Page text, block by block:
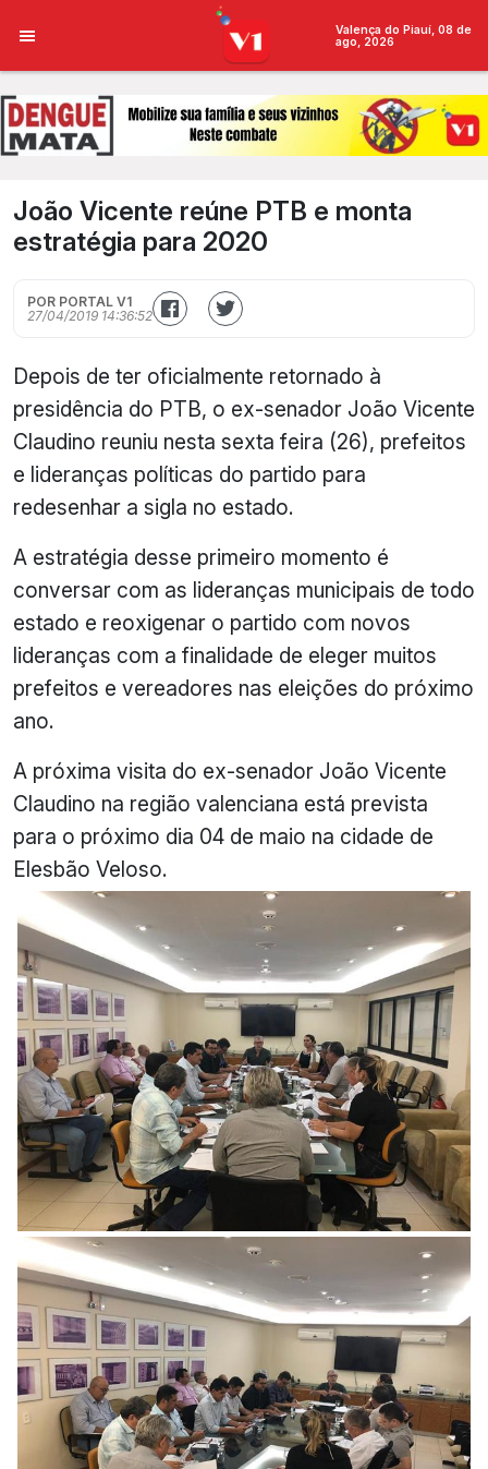
Valença do Piauí, 08 de
ago, 2026
João Vicente reúne PTB e monta
estratégia para 2020
POR PORTAL V1
27/04/2019 14:36:52
Depois de ter oficialmente retornado à
presidência do PTB, o ex-senador João Vicente
Claudino reuniu nesta sexta feira (26), prefeitos
e lideranças políticas do partido para
redesenhar a sigla no estado.
A estratégia desse primeiro momento é
conversar com as lideranças municipais de todo
estado e reoxigenar o partido com novos
lideranças com a finalidade de eleger muitos
prefeitos e vereadores nas eleições do próximo
ano.
A próxima visita do ex-senador João Vicente
Claudino na região valenciana está prevista
para o próximo dia 04 de maio na cidade de
Elesbão Veloso.